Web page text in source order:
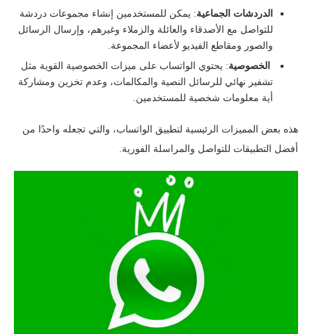
الدردشات الجماعية: يمكن للمستخدمين إنشاء مجموعات دردشة
للتواصل مع الأصدقاء والعائلة والزملاء وغيرهم، وإرسال الرسائل
والصور ومقاطع الفيديو لأعضاء المجموعة.
الخصوصية: يحتوي الواتساب على ميزات الخصوصية القوية مثل
تشفير نهائي للرسائل النصية والمكالمات، وعدم تخزين ومشاركة
أية معلومات شخصية للمستخدمين.
هذه بعض المميزات الرئيسية لتطبيق الواتساب، والتي تجعله واحدًا من
أفضل التطبيقات للتواصل والمراسلة الفورية.